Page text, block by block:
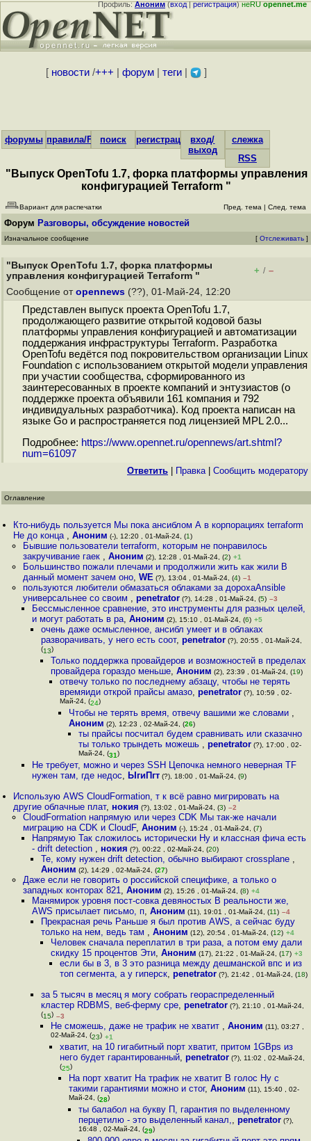
Профиль:Аноним(вход|регистрация)неRUopennet.me
[ новости/+++ форум| теги| ]
форумы правила/FAQпоиск регистрациявход/
выход
слежка
RSS
"Выпуск OpenTofu 1.7, форка платформы управления
конфигурацией Terraform "
Вариант для распечатки Пред. тема | След. тема
Форум Разговоры, обсуждение новостей
Изначальное сообщение [ Отслеживать ]
"Выпуск OpenTofu 1.7, форка платформы
управления конфигурацией Terraform "
+ / –
Сообщение от opennews (??), 01-Май-24, 12:20
Представлен выпуск проекта OpenTofu 1.7,
продолжающего развитие открытой кодовой базы
платформы управления конфигурацией и автоматизации
поддержания инфраструктуры Terraform. Разработка
OpenTofu ведётся под покровительством организации Linux
Foundation с использованием открытой модели управления
при участии сообщества, сформированного из
заинтересованных в проекте компаний и энтузиастов (о
поддержке проекта объявили 161 компания и 792
индивидуальных разработчика). Код проекта написан на
языке Go и распространяется под лицензией MPL 2.0...
Подробнее: https://www.opennet.ru/opennews/art.shtml?
num=61097
Ответить Правка| Cообщить модератору
Оглавление
Кто-нибудь пользуется Мы пока ансиблом А в корпорациях terraform
Не до конца ,Аноним (-), 12:20 , 01-Май-24, (1)
Бывшие пользователи terraform, которым не понравилось
закручивание гаек , Аноним (2), 12:28 , 01-Май-24, (2) +1
Большинство пожали плечами и продолжили жить как жили В
данный момент зачем оно, WE (?), 13:04 , 01-Май-24, (4) –1
пользуются любители обмазаться облаками за дорохаAnsible
универсальнее со своим , penetrator(?), 14:28 , 01-Май-24, (5) –3
Бессмысленное сравнение, это инструменты для разных целей,
и могут работать в ра, Аноним (2), 15:10 , 01-Май-24, (6) +5
очень даже осмысленное, ансибл умеет и в облаках
разворачивать, у него есть соот,penetrator (?), 20:55 , 01-Май-24,
(13)
Только поддержка провайдеров и возможностей в пределах
провайдера гораздо меньше, Аноним (2), 23:39 , 01-Май-24, (19)
отвечу только по последнему абзацу, чтобы не терять
времяиди открой прайсы амазо, penetrator(?), 10:59 , 02-
Май-24, (24)
Чтобы не терять время, отвечу вашими же словами ,
Аноним (2), 12:23 , 02-Май-24, (26)
ты прайсы посчитал будем сравнивать или сказачно
ты только трындеть можешь , penetrator(?), 17:00 , 02-
Май-24, (31)
Не требует, можно и через SSH Цепочка немного неверная TF
нужен там, где недос, ЫгиПгт(?), 18:00 , 01-Май-24, (9)
Использую AWS CloudFormation, т к всё равно мигрировать на
другие облачные плат, нокия (?), 13:02 , 01-Май-24, (3) –2
CloudFormation напрямую или через CDK Мы так-же начали
миграцию на CDK и CloudF, Аноним (-), 15:24 , 01-Май-24, (7)
Напрямую Так сложилось исторически Ну и классная фича есть
- drift detection , нокия (?), 00:22 , 02-Май-24, (20)
Те, кому нужен drift detection, обычно выбирают crossplane ,
Аноним (2), 14:29 , 02-Май-24, (27)
Даже если не говорить о российской специфике, а только о
западных конторах 821, Аноним (2), 15:26 , 01-Май-24, (8) +4
Манямирок уровня пост-совка девяностых В реальности же,
AWS присылает письмо, п, Аноним (11), 19:01 , 01-Май-24, (11) –4
Прекрасная речь Раньше я был против AWS, а сейчас буду
только на нем, ведь там ,Аноним (12), 20:54 , 01-Май-24, (12) +4
Человек сначала переплатил в три раза, а потом ему дали
скидку 15 процентов Эти, Аноним (17), 21:22 , 01-Май-24, (17) +3
если бы в 3, в 3 это разница между дешманской впс и из
топ сегмента, а у гиперск, penetrator(?), 21:42 , 01-Май-24, (18)
за 5 тысяч в месяц я могу собрать геораспределенный
кластер RDBMS, веб-ферму сре,penetrator (?), 21:10 , 01-Май-24,
(15) –3
Не сможешь, даже не трафик не хватит , Аноним (11), 03:27 ,
02-Май-24, (23) +1
хватит, на 10 гигабитный порт хватит, притом 1GBps из
него будет гарантированный, penetrator(?), 11:02 , 02-Май-24,
(25)
На порт хватит На трафик не хватит В голос Ну с
такими гарантиями можно и стог,Аноним (11), 15:40 , 02-
Май-24, (28)
ты балабол на букву П, гарантия по выделенному
перцетилю - это выделенный канал,, penetrator(?),
16:48 , 02-Май-24, (29)